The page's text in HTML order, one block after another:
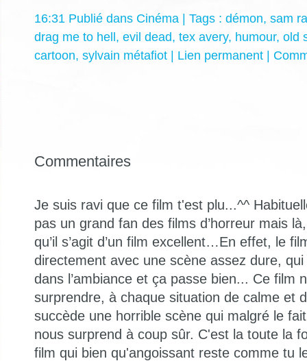
16:31 Publié dans Cinéma | Tags : démon, sam
drag me to hell, evil dead, tex avery, humour, old
cartoon, sylvain métafiot | Lien permanent |
Commentaires
Je suis ravi que ce film t'est plu...^^
pas un grand fan des films d’horreur mais
qu’il s’agit d’un film excellent…En effet, le
directement avec une scène assez dure,
dans l’ambiance et ça passe bien... Ce film
surprendre, à chaque situation de calme et
succède une horrible scène qui malgré le fait
nous surprend à coup sûr. C'est la toute la
film qui bien qu'angoissant reste comme tu